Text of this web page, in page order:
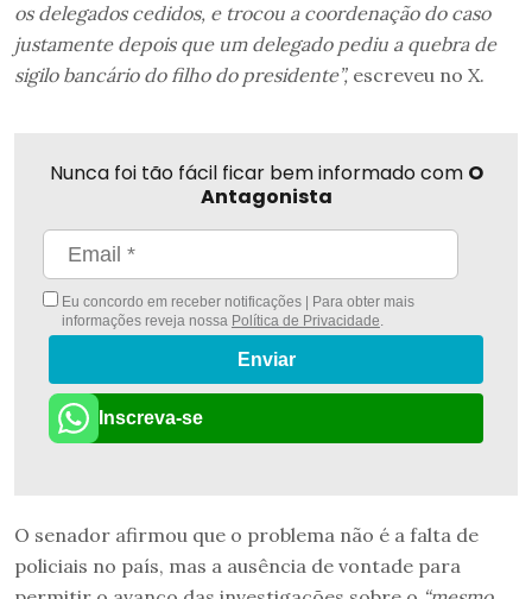
os delegados cedidos, e trocou a coordenação do caso
justamente depois que um delegado pediu a quebra de
sigilo bancário do filho do presidente”, escreveu no X.
Nunca foi tão fácil ficar bem informado com O
Antagonista
Eu concordo em receber notificações | Para obter mais
informações reveja nossa Política de Privacidade.
Enviar
Inscreva-se
O senador afirmou que o problema não é a falta de
policiais no país, mas a ausência de vontade para